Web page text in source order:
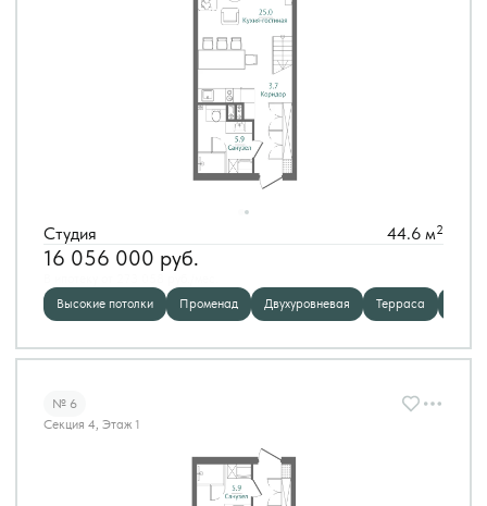
Студия 44.6 м2
16 056 000 руб.
Высокие потолки
Променад Двухуровневая Терраса
№ 6
Секция 4, Этаж 1